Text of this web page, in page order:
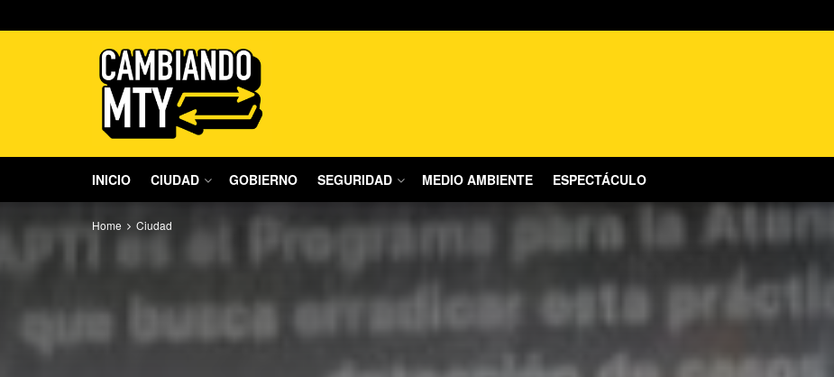
INICIO CIUDAD GOBIERNO SEGURIDAD MEDIO AMBIENTE ESPECTÁCULO
Home Ciudad